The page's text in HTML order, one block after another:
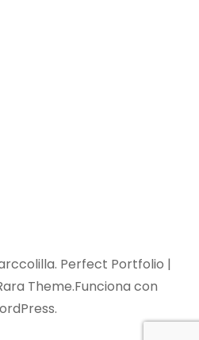
. Perfect Portfolio |
Theme.Funciona con
.